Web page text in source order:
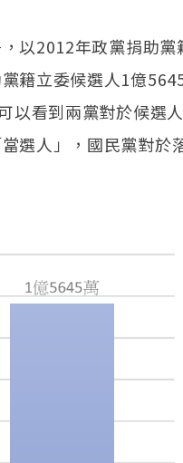
以2012年政黨捐助黨
籍立委候選人1億
以看到兩黨對於候選
選人」，國民黨對於